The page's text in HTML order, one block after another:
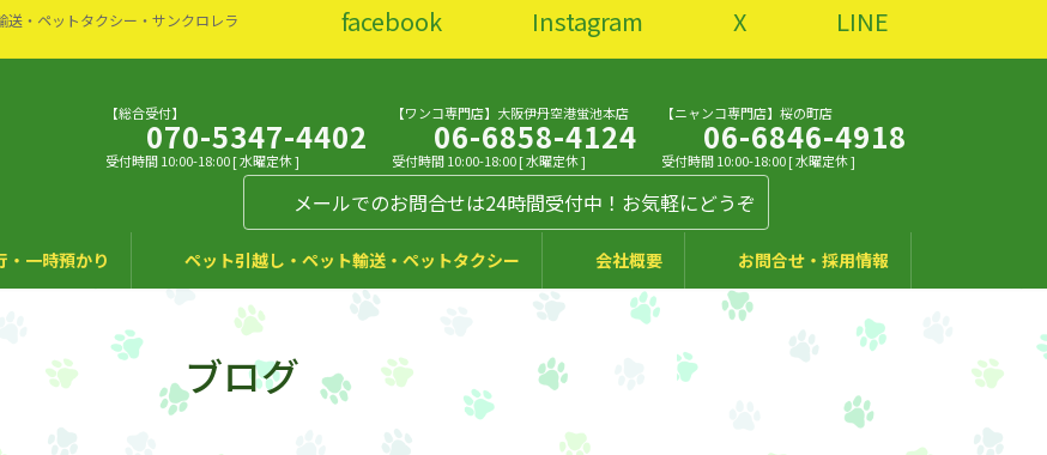
・ペットタクシー・サンクロレラ
facebook Instagram X LINE
【総合受付】
070-5347-4402
受付時間 10:00-18:00 [ 水曜定休 ]
【ワンコ専門店】大阪伊丹空港蛍池本店
06-6858-4124
受付時間 10:00-18:00 [ 水曜定休 ]
【ニャンコ専門店】桜の町店
06-6846-4918
受付時間 10:00-18:00 [ 水曜定休 ]
メールでのお問合せは24時間受付中！お気軽にどうぞ
・一時預かり ペット引越し・ペット輸送・ペットタクシー 会社概要 お問合せ・採用情報
ブログ